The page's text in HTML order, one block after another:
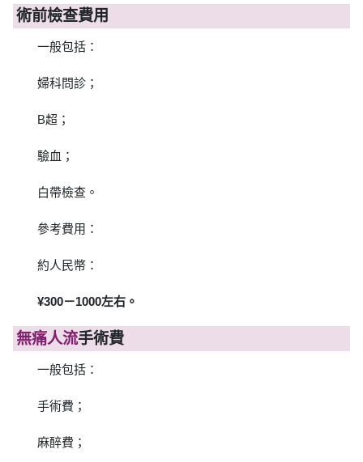
術前檢查費用
一般包括：
婦科問診；
B超；
驗血；
白帶檢查。
參考費用：
約人民幣：
¥300－1000左右。
無痛人流手術費
一般包括：
手術費；
麻醉費；